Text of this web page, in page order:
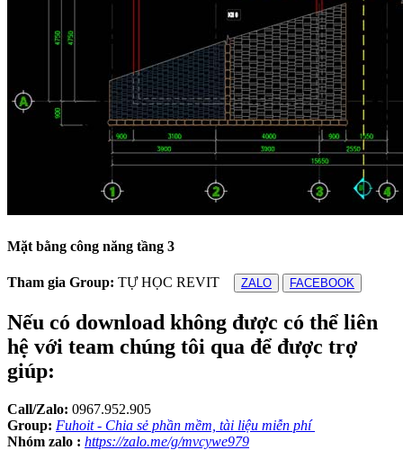
Mặt bằng công năng tầng 3
Tham gia Group: TỰ HỌC REVIT ZALO FACEBOOK
Nếu có download không được có thể liên
hệ với team chúng tôi qua để được trợ
giúp:
Call/Zalo: 0967.952.905
Group: Fuhoit - Chia sẻ phần mềm, tài liệu miễn phí
Nhóm zalo : https://zalo.me/g/mvcywe979